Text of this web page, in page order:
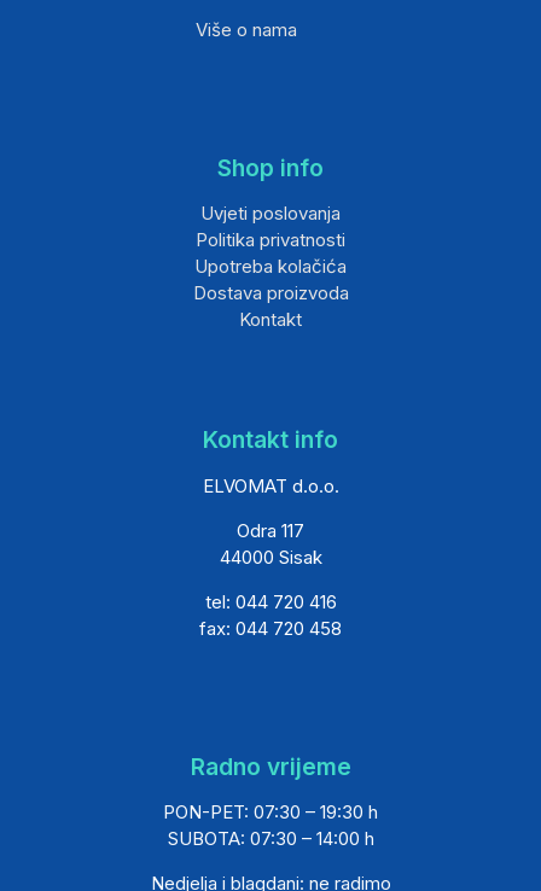
Više o nama
Shop info
Uvjeti poslovanja
Politika privatnosti
Upotreba kolačića
Dostava proizvoda
Kontakt
Kontakt info
ELVOMAT d.o.o.
Odra 117
44000 Sisak
tel: 044 720 416
fax: 044 720 458
Radno vrijeme
PON-PET: 07:30 – 19:30 h
SUBOTA: 07:30 – 14:00 h
Nedjelja i blagdani: ne radimo